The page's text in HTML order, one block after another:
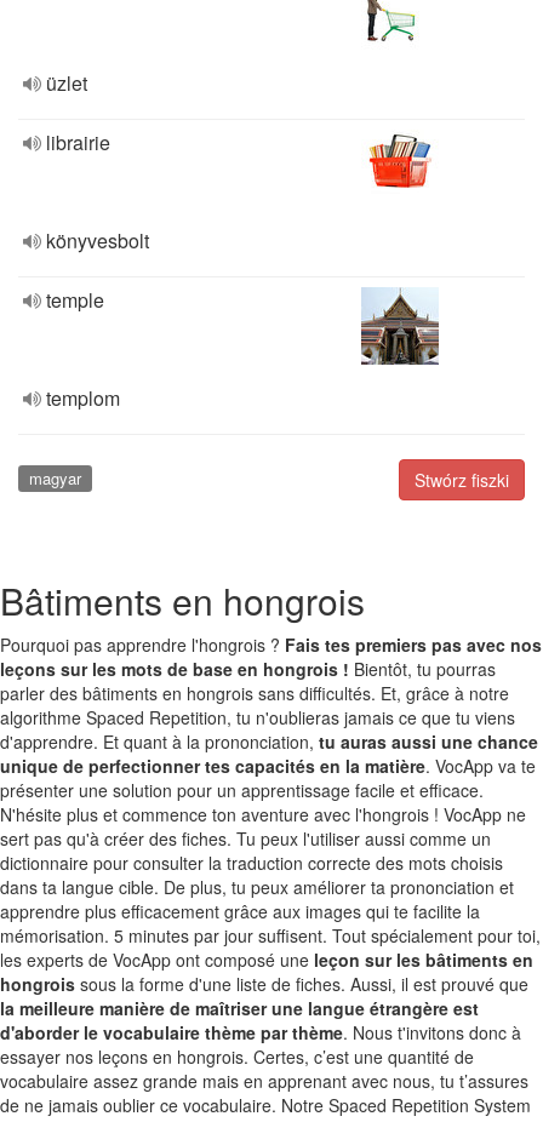
üzlet
librairie
könyvesbolt
temple
templom
Stwórz fiszki
magyar
Bâtiments en hongrois
Pourquoi pas apprendre l'hongrois ? Fais tes premiers pas avec nos
leçons sur les mots de base en hongrois ! Bientôt, tu pourras
parler des bâtiments en hongrois sans difficultés. Et, grâce à notre
algorithme Spaced Repetition, tu n'oublieras jamais ce que tu viens
d'apprendre. Et quant à la prononciation, tu auras aussi une chance
unique de perfectionner tes capacités en la matière. VocApp va te
présenter une solution pour un apprentissage facile et efficace.
N'hésite plus et commence ton aventure avec l'hongrois ! VocApp ne
sert pas qu'à créer des fiches. Tu peux l'utiliser aussi comme un
dictionnaire pour consulter la traduction correcte des mots choisis
dans ta langue cible. De plus, tu peux améliorer ta prononciation et
apprendre plus efficacement grâce aux images qui te facilite la
mémorisation. 5 minutes par jour suffisent. Tout spécialement pour toi,
les experts de VocApp ont composé une leçon sur les bâtiments en
hongrois sous la forme d'une liste de fiches. Aussi, il est prouvé que
la meilleure manière de maîtriser une langue étrangère est
d'aborder le vocabulaire thème par thème. Nous t'invitons donc à
essayer nos leçons en hongrois. Certes, c’est une quantité de
vocabulaire assez grande mais en apprenant avec nous, tu t’assures
de ne jamais oublier ce vocabulaire. Notre Spaced Repetition System